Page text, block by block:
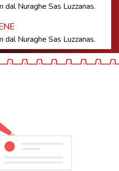
Nuraghe Sas Luzzanas.
Nuraghe Sas Luzzanas.